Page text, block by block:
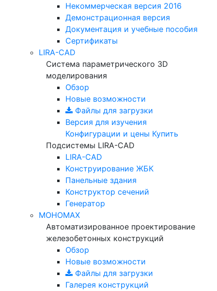
Некоммерческая версия 2016
Демонстрационная версия
Документация и учебные пособия
Сертификаты
LIRA-CAD
Система параметрического 3D
моделирования
Обзор
Новые возможности
Файлы для загрузки
Версия для изучения
Конфигурации и цены Купить
Подсистемы LIRA-CAD
LIRA-CAD
Конструирование ЖБК
Панельные здания
Конструктор сечений
Генератор
МОНОМАХ
Автоматизированное проектирование
железобетонных конструкций
Обзор
Новые возможности
Файлы для загрузки
Галерея конструкций